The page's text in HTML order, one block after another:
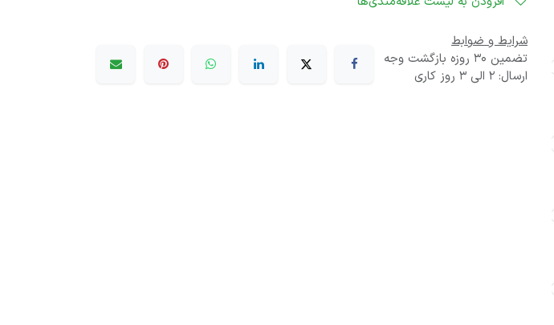
شرایط و ضوابط
تضمین 30 روزه بازگشت وجه
ارسال: 2 الی 3 روز کاری